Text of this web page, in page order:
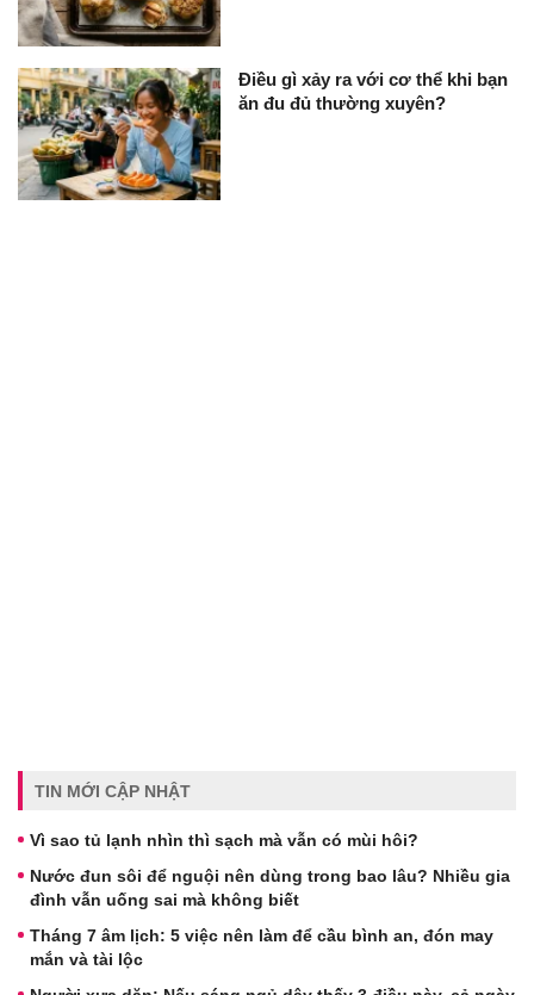
Điều gì xảy ra với cơ thể khi bạn
ăn đu đủ thường xuyên?
TIN MỚI CẬP NHẬT
Vì sao tủ lạnh nhìn thì sạch mà vẫn có mùi hôi?
Nước đun sôi để nguội nên dùng trong bao lâu? Nhiều gia
đình vẫn uống sai mà không biết
Tháng 7 âm lịch: 5 việc nên làm để cầu bình an, đón may
mắn và tài lộc